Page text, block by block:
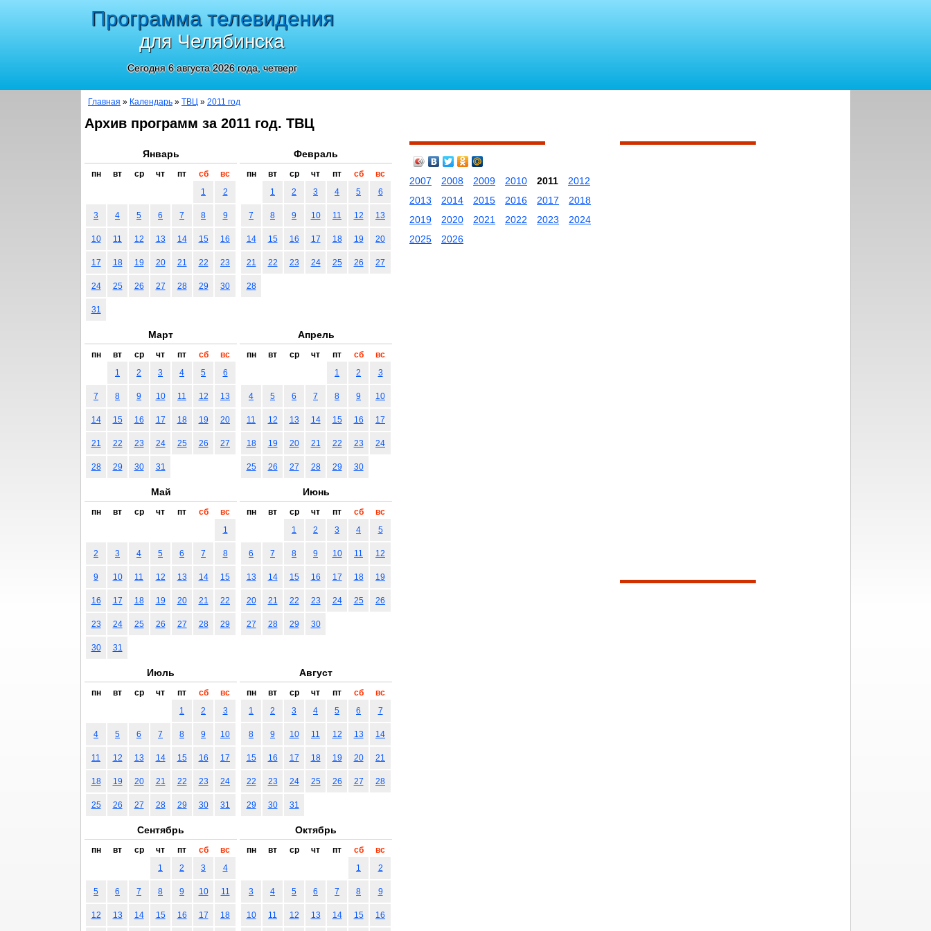
Программа телевидения
для Челябинска
Сегодня 6 августа 2026 года, четверг
Главная » Календарь » ТВЦ » 2011 год
Архив программ за 2011 год. ТВЦ
Январь
пн вт ср чт пт сб
вс
1
2
3 4 5 6 7 8 9
10 11 12 13 14 15 16
17 18 19 20 21 22 23
24 25 26 27 28 29 30
31
Февраль
пн вт ср чт пт сб
вс
1
2 3 4 5 6
7 8 9 10 11 12 13
14 15 16 17 18 19 20
21 22 23 24 25 26 27
28
Март
пн вт ср чт пт сб
вс
1
2 3 4 5 6
7 8 9 10 11 12 13
14 15 16 17 18 19 20
21 22 23 24 25 26 27
28 29 30 31
Апрель
пн вт ср чт пт сб
вс
1
2 3
4 5 6 7 8 9 10
11 12 13 14 15 16 17
18 19 20 21 22 23 24
25 26 27 28 29 30
Май
пн вт ср чт пт сб
вс
1
2 3 4 5 6 7 8
9 10 11 12 13 14 15
16 17 18 19 20 21 22
23 24 25 26 27 28 29
30 31
Июнь
пн вт ср чт пт сб
вс
1
2 3 4 5
6 7 8 9 10 11 12
13 14 15 16 17 18 19
20 21 22 23 24 25 26
27 28 29 30
Июль
пн вт ср чт пт сб
вс
1
2 3
4 5 6 7 8 9 10
11 12 13 14 15 16 17
18 19 20 21 22 23 24
25 26 27 28 29 30 31
Август
пн вт ср чт пт сб
вс
1
2 3 4 5 6 7
8 9 10 11 12 13 14
15 16 17 18 19 20 21
22 23 24 25 26 27 28
29 30 31
Сентябрь
пн вт ср чт пт сб
вс
1
2 3 4
5 6 7 8 9 10 11
12 13 14 15 16 17 18
Октябрь
пн вт ср чт пт сб
вс
1
2
3 4 5 6 7 8 9
10 11 12 13 14 15 16
2007 2008 2009 2010 2011
2012
2013
2014 2015 2016 2017
2018
2019
2020 2021 2022 2023
2024
2025
2026